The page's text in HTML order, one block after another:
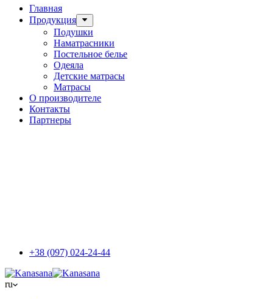
Главная
Продукция
Подушки
Наматрасники
Постельное белье
Одеяла
Детские матрасы
Матрасы
О производителе
Контакты
Партнеры
+38 (097) 024-24-44
ru